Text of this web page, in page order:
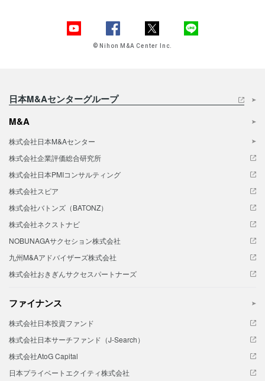
© Nihon M&A Center Inc.
日本M&Aセンターグループ
M&A
株式会社日本M&Aセンター
株式会社企業評価総合研究所
株式会社日本PMIコンサルティング
株式会社スピア
株式会社バトンズ（BATONZ）
株式会社ネクストナビ
NOBUNAGAサクセション株式会社
九州M&Aアドバイザーズ株式会社
株式会社おきぎんサクセスパートナーズ
ファイナンス
株式会社日本投資ファンド
株式会社日本サーチファンド（J-Search）
株式会社AtoG Capital
日本プライベートエクイティ株式会社